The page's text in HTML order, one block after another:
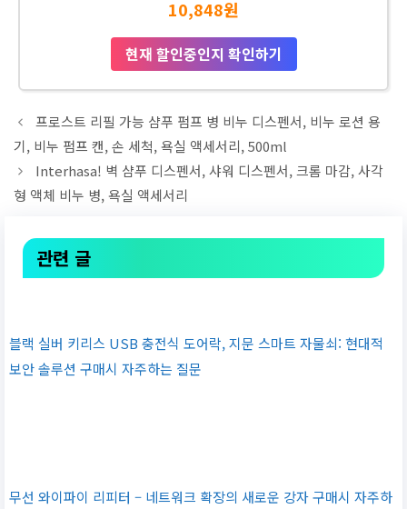
10,848원
현재 할인중인지 확인하기
프로스트 리필 가능 샴푸 펌프 병 비누 디스펜서, 비누 로션 용
기, 비누 펌프 캔, 손 세척, 욕실 액세서리, 500ml
Interhasa! 벽 샴푸 디스펜서, 샤워 디스펜서, 크롬 마감, 사각
형 액체 비누 병, 욕실 액세서리
관련 글
블랙 실버 키리스 USB 충전식 도어락, 지문 스마트 자물쇠: 현대적
보안 솔루션 구매시 자주하는 질문
무선 와이파이 리피터 – 네트워크 확장의 새로운 강자 구매시 자주하